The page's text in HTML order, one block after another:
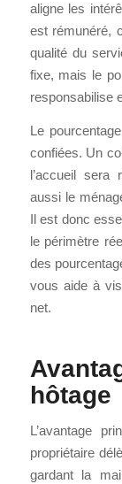
aligne les
est rémunéré,
qualité du
fixe, mais le
responsabilise
Le
confiées. Un
l’accueil sera
aussi le
Il est donc
le périmètre
des
vous aide à
net.
hôtage
L’avantage
propriétaire
gardant la